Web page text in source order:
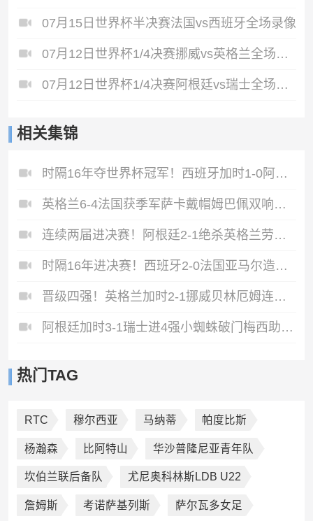
07月15日世界杯半决赛法国vs西班牙全场录像
07月12日世界杯1/4决赛挪威vs英格兰全场录像
07月12日世界杯1/4决赛阿根廷vs瑞士全场录像
相关集锦
时隔16年夺世界杯冠军！西班牙加时1-0阿根廷费兰制胜恩佐染红
英格兰6-4法国获季军萨卡戴帽姆巴佩双响创纪录奥利塞2助+失良机
连续两届进决赛！阿根廷2-1绝杀英格兰劳塔罗恩佐破门梅西两助攻
时隔16年进决赛！西班牙2-0法国亚马尔造点奥亚萨瓦尔、波罗破门
晋级四强！英格兰加时2-1挪威贝林厄姆连场双响谢尔德鲁普破门
阿根廷加时3-1瑞士进4强小蜘蛛破门梅西助攻麦卡恩博洛假摔染红
热门TAG
RTC 穆尔西亚 马纳蒂 帕度比斯
杨瀚森 比阿特山 华沙普隆尼亚青年队
坎伯兰联后备队 尤尼奥科林斯LDB U22
詹姆斯 考诺萨基列斯 萨尔瓦多女足